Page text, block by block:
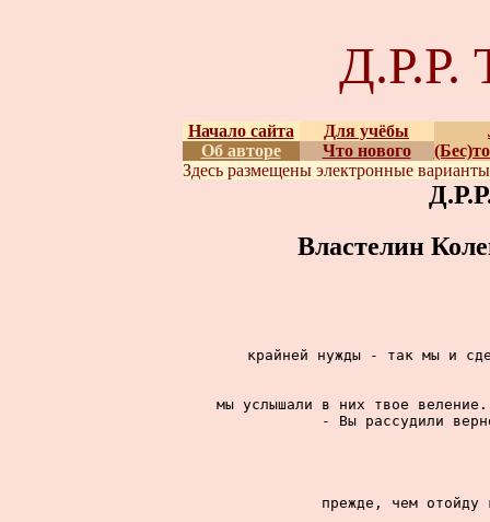
Начало сайта Для учёбы
Об авторе
Что нового
Здесь размещены электронные
Властелин
крайней нужды - так мы и
мы услышали в них твое
- Вы рассудили
прежде, чем отойду